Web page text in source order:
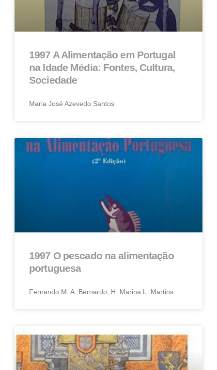
1997 A Alimentação em Portugal
na Idade Média: Fontes, Cultura,
Sociedade
Maria José Azevedo Santos
1997 O pescado na alimentação
portuguesa
Fernando M. A. Bernardo, H. Marina L. Martins